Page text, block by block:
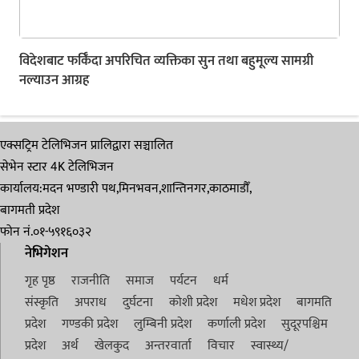
विदेशबाट फर्किँदा अपरिचित व्यक्तिका सुन तथा बहुमूल्य सामग्री
नल्याउन आग्रह
एक्सट्रिम टेलिभिजन प्रालिद्वारा सञ्चालित
सेभेन स्टार 4K टेलिभिजन
कार्यालय:मदन भण्डारी पथ,मिनभवन,शान्तिनगर,काठमाडौँ,
बागमती प्रदेश
फोन नं.०१-५९१६०३२
नेभिगेशन
गृह पृष्ठ राजनीति समाज पर्यटन
धर्म
संस्कृति
अपराध दुर्घटना कोशी प्रदेश मधेश प्रदेश
बागमति
प्रदेश
गण्डकी प्रदेश लुम्बिनी प्रदेश कर्णाली प्रदेश
सुदूरपश्चिम
प्रदेश
अर्थ खेलकुद अन्तरवार्ता विचार
स्वास्थ्य/